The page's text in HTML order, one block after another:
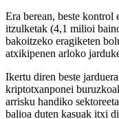
Era berean, beste kontrol
itzulketak (4,1 milioi
bakoitzeko eragiketen
atxikipenen arloko
Ikertu diren beste
kriptotxanponei
arrisku handiko
balioa duten kasuak itxi